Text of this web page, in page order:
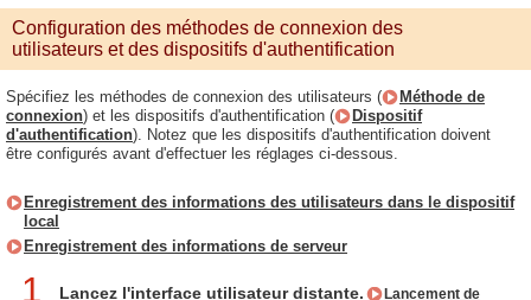
Configuration des méthodes de connexion des
utilisateurs et des dispositifs d'authentification
Spécifiez les méthodes de connexion des utilisateurs (
Méthode de
connexion) et les dispositifs d'authentification (
Dispositif
d'authentification). Notez que les dispositifs d'authentification doivent
être configurés avant d'effectuer les réglages ci-dessous.
Enregistrement des informations des utilisateurs dans le dispositif
local
Enregistrement des informations de serveur
1 Lancez l'interface utilisateur distante.
Lancement de